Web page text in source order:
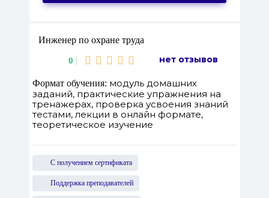
Инженер по охране труда
0 нет отзывов
Формат обучения: модуль домашних
заданий, практические упражнения на
тренажерах, проверка усвоения знаний
тестами, лекции в онлайн формате,
теоретическое изучение
С получением сертификата
Поддержка преподавателей